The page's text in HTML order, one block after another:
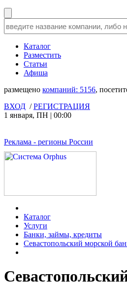
Каталог
Разместить
Статьи
Афиша
размещено компаний: 5156,
ВХОД /РЕГИСТРАЦИЯ
1 января, ПН | 00:00
Реклама - регионы России
Каталог
Услуги
Банки, займы, кредиты
Севастопольский морской